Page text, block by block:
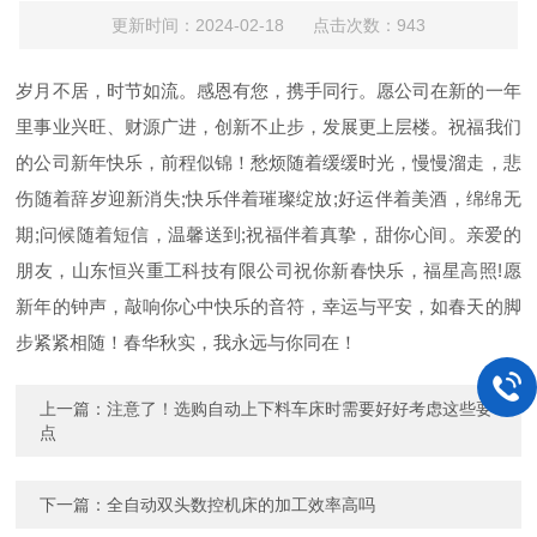
更新时间：2024-02-18 点击次数：943
岁月不居，时节如流。感恩有您，携手同行。愿公司在新的一年
里事业兴旺、财源广进，创新不止步，发展更上层楼。祝福我们
的公司新年快乐，前程似锦！愁烦随着缓缓时光 ，慢慢溜走，悲
伤随着辞岁迎新消失;快乐伴着璀璨绽放;好运伴着美酒，绵绵无
期;问候随着短信，温馨送到;祝福伴着真挚，甜你心间。亲爱的
朋友，山东恒兴重工科技有限公司祝你新春快乐，福星高照!愿
新年的钟声，敲响你心中快乐的音符，幸运与平安，如春天的脚
步紧紧相随！春华秋实，我永远与你同在！
上一篇：注意了！选购自动上下料车床时需要好好考虑这些要
点
下一篇：全自动双头数控机床的加工效率高吗